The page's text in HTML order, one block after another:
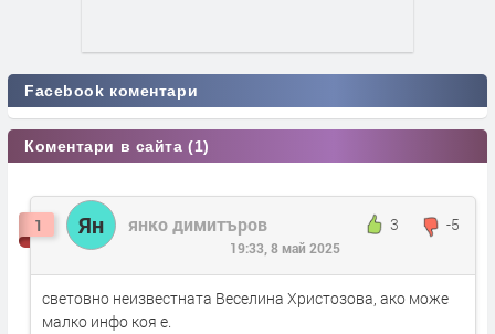
Facebook коментари
Коментари в сайта (1)
1 Ян янко димитъров 3 -5
19:33, 8 май 2025
световно неизвестната Веселина Христозова, ако може
малко инфо коя е.